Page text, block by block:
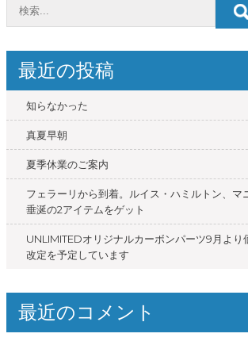
最近の投稿
知らなかった
真夏早朝
夏季休業のご案内
フェラーリから到着。ルイス・ハミルトン、マ
垂涎の2アイテムをゲット
UNLIMITEDオリジナルカーボンパーツ9月より
改定を予定しています
最近のコメント